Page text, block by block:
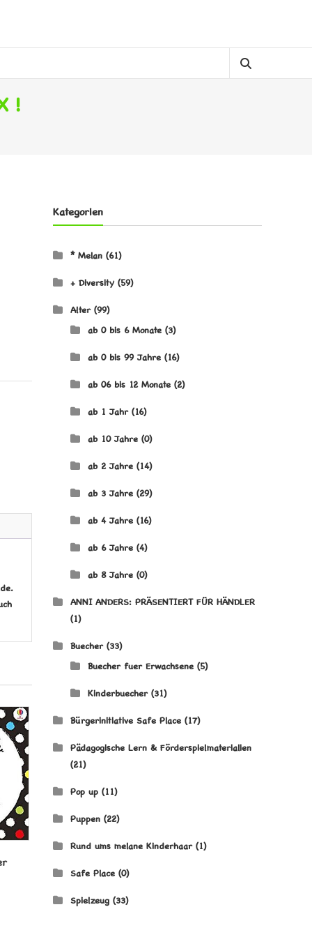
!
Kategorien
* Melan (61)
+ Diversity (59)
Alter (99)
ab 0 bis 6 Monate (3)
ab 0 bis 99 Jahre (16)
ab 06 bis 12 Monate (2)
ab 1 Jahr (16)
ab 10 Jahre (0)
ab 2 Jahre (14)
ab 3 Jahre (29)
ab 4 Jahre (16)
ab 6 Jahre (4)
ab 8 Jahre (0)
ANNI ANDERS: PRÄSENTIERT FÜR HÄNDLER
(1)
Buecher (33)
Buecher fuer Erwachsene (5)
Kinderbuecher (31)
Bürgerinitiative Safe Place (17)
Pädagogische Lern & Förderspielmaterialien
(21)
Pop up (11)
Puppen (22)
Rund ums melane Kinderhaar (1)
Safe Place (0)
Spielzeug (33)